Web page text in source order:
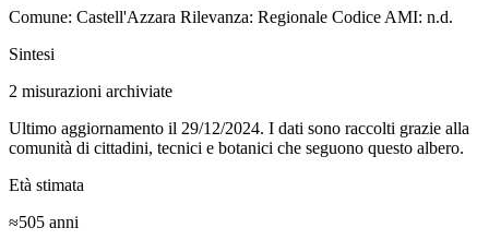
Comune: Castell'Azzara Rilevanza: Regionale Codice AMI: n.d.
Sintesi
2 misurazioni archiviate
Ultimo aggiornamento il 29/12/2024. I dati sono raccolti grazie alla
comunità di cittadini, tecnici e botanici che seguono questo albero.
Età stimata
≈505 anni